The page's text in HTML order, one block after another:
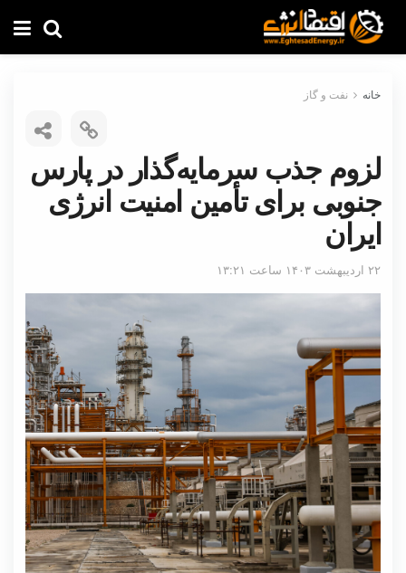
خانه نفت و گاز
لزوم جذب سرمایه‌گذار در پارس
جنوبی برای تأمین امنیت انرژی
ایران
۲۲ اردیبهشت ۱۴۰۳ ساعت ۱۳:۲۱